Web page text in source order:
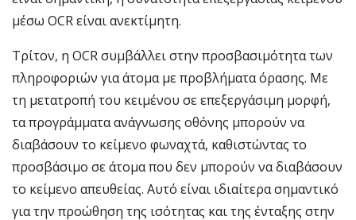
μέσω OCR είναι ανεκτίμητη.
Τρίτον, η OCR συμβάλλει στην προσβασιμότητα των
πληροφοριών για άτομα με προβλήματα όρασης. Με
τη μετατροπή του κειμένου σε επεξεργάσιμη μορφή,
τα προγράμματα ανάγνωσης οθόνης μπορούν να
διαβάσουν το κείμενο φωναχτά, καθιστώντας το
προσβάσιμο σε άτομα που δεν μπορούν να διαβάσουν
το κείμενο απευθείας. Αυτό είναι ιδιαίτερα σημαντικό
για την προώθηση της ισότητας και της ένταξης στην